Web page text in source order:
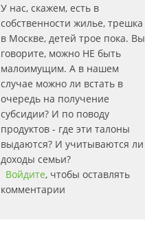
У нас, скажем, есть в
собственности жилье, трешка
в Москве, детей трое пока. Вы
говорите, можно НЕ быть
малоимущим. А в нашем
случае можно ли встать в
очередь на получение
субсидии? И по поводу
продуктов - где эти талоны
выдаются? И учитываются ли
доходы семьи?
Войдите, чтобы оставлять
комментарии